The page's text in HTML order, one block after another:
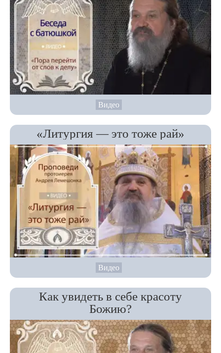
Видео
«Литургия — это тоже рай»
Видео
Как увидеть в себе красоту
Божию?